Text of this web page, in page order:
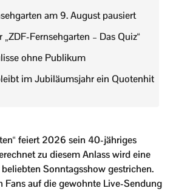
am 9. August pausiert
Fernsehgarten – Das Quiz“
ohne Publikum
im Jubiläumsjahr ein Quotenhit
feiert 2026 sein 40-jähriges
zu diesem Anlass wird eine
Sonntagsshow gestrichen.
Fans auf die gewohnte Live-Sendung